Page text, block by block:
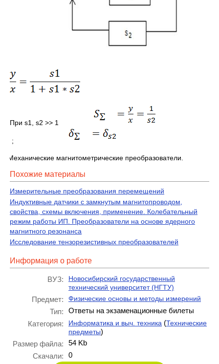
При s1, s2 >> 1
;
Механические магнитометрические преобразователи.
Похожие материалы
Измерительные преобразования перемещений
Индуктивные датчики с замкнутым магнитопроводом,
свойства, схемы включения, применение. Колебательный
режим работы ИП. Преобразователи на основе ядерного
магнитного резонанса
Исследование тензорезистивных преобразователей
Информация о работе
ВУЗ:
Новосибирский государственный
технический университет (НГТУ)
Предмет: Физические основы и методы измерений
Тип:
Ответы на экзаменационные билеты
Категория:
Информатика и выч. техника (Технические
предметы)
Размер файла:
54 Kb
Скачали:
0